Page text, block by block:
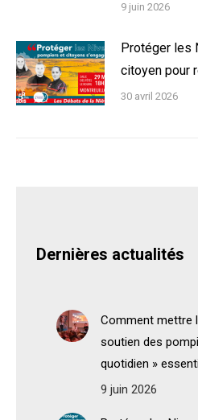
9 juin 2026
Protéger les
citoyen pour
30 avril 2026
Dernières actualités
Comment mettre
soutien des
quotidien »
9 juin 2026